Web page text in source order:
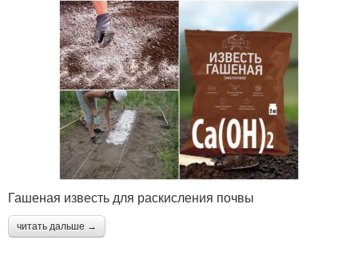
Гашеная известь для раскисления почвы
читать дальше →